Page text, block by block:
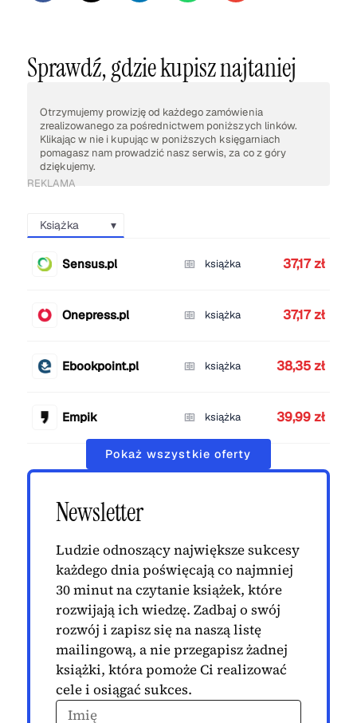
Sprawdź, gdzie kupisz najtaniej
Otrzymujemy prowizję od każdego zamówienia
zrealizowanego za pośrednictwem poniższych linków.
Klikając w nie i kupując w poniższych księgarniach
pomagasz nam prowadzić nasz serwis, za co z góry
dziękujemy.
REKLAMA
Książka
Sensus.pl książka 37,17 zł
Onepress.pl książka 37,17 zł
Ebookpoint.pl książka 38,35 zł
Empik książka 39,99 zł
Pokaż wszystkie oferty
Newsletter
Ludzie odnoszący największe sukcesy
każdego dnia poświęcają co najmniej
30 minut na czytanie książek, które
rozwijają ich wiedzę. Zadbaj o swój
rozwój i zapisz się na naszą listę
mailingową, a nie przegapisz żadnej
książki, która pomoże Ci realizować
cele i osiągać sukces.